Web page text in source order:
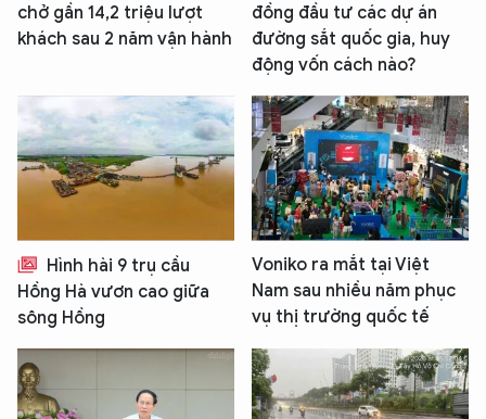
chở gần 14,2 triệu lượt
khách sau 2 năm vận hành
đồng đầu tư các dự án
đường sắt quốc gia, huy
động vốn cách nào?
Hình hài 9 trụ cầu
Hồng Hà vươn cao giữa
sông Hồng
Voniko ra mắt tại Việt
Nam sau nhiều năm phục
vụ thị trường quốc tế